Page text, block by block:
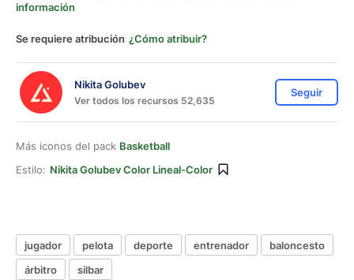
información
Se requiere atribución ¿Cómo atribuir?
Nikita Golubev
Ver todos los recursos 52,635
Seguir
Más iconos del pack Basketball
Estilo: Nikita Golubev Color Lineal-Color
jugador pelota deporte entrenador
baloncesto
árbitro
silbar